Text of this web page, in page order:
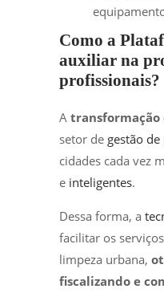
Como a
auxiliar na
profissionais?
A
setor de gestão
cidades cada vez
e inteligentes.
Dessa forma, a
facilitar os
limpeza urbana,
fiscalizando e